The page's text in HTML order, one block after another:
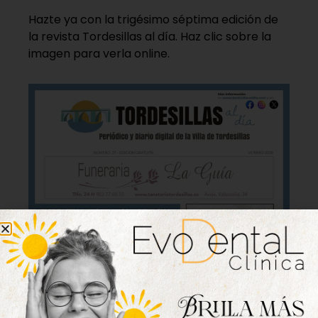
Hazte ya con la trigésimo séptima edición de
la revista Tordesillas al día. Haz clic sobre la
imagen para verla online.